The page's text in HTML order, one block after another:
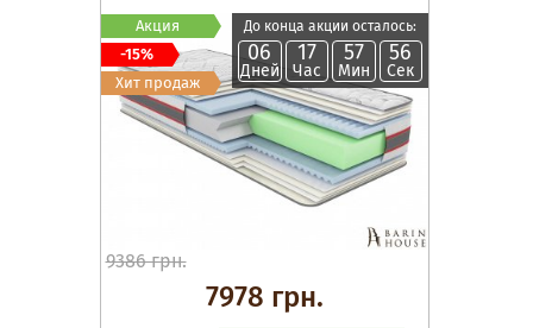
До конца акции осталось:
06
Дней
17
Час
57
Мин
55
Сек
9386 грн.
7978 грн.
Акция
-15%
Хит продаж